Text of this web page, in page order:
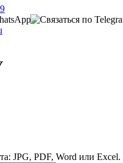
JPG, PDF, Word или